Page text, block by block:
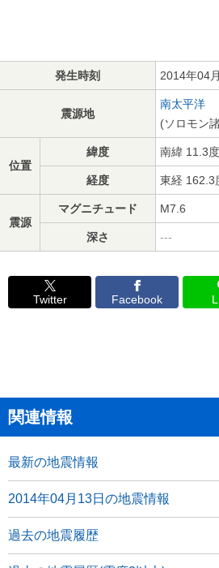
発生時刻 2014年04
震源地
南太平洋
(ソロモン
位置
緯度 南緯 11.3度
経度 東経 162.3
震源
マグニチュード M7.6
深さ ---
Twitter Facebook
関連情報
最新の地震情報
2014年04月13日の地震情報
過去の地震履歴